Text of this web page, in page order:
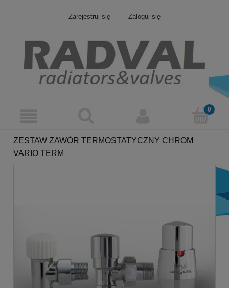
Zarejestruj się Zaloguj się
ZESTAW ZAWÓR TERMOSTATYCZNY CHROM
VARIO TERM